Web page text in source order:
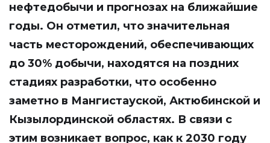
нефтедобычи и прогнозах на ближайшие
годы. Он отметил, что значительная
часть месторождений, обеспечивающих
до 30% добычи, находятся на поздних
стадиях разработки, что особенно
заметно в Мангистауской, Актюбинской и
Кызылординской областях. В связи с
этим возникает вопрос, как к 2030 году